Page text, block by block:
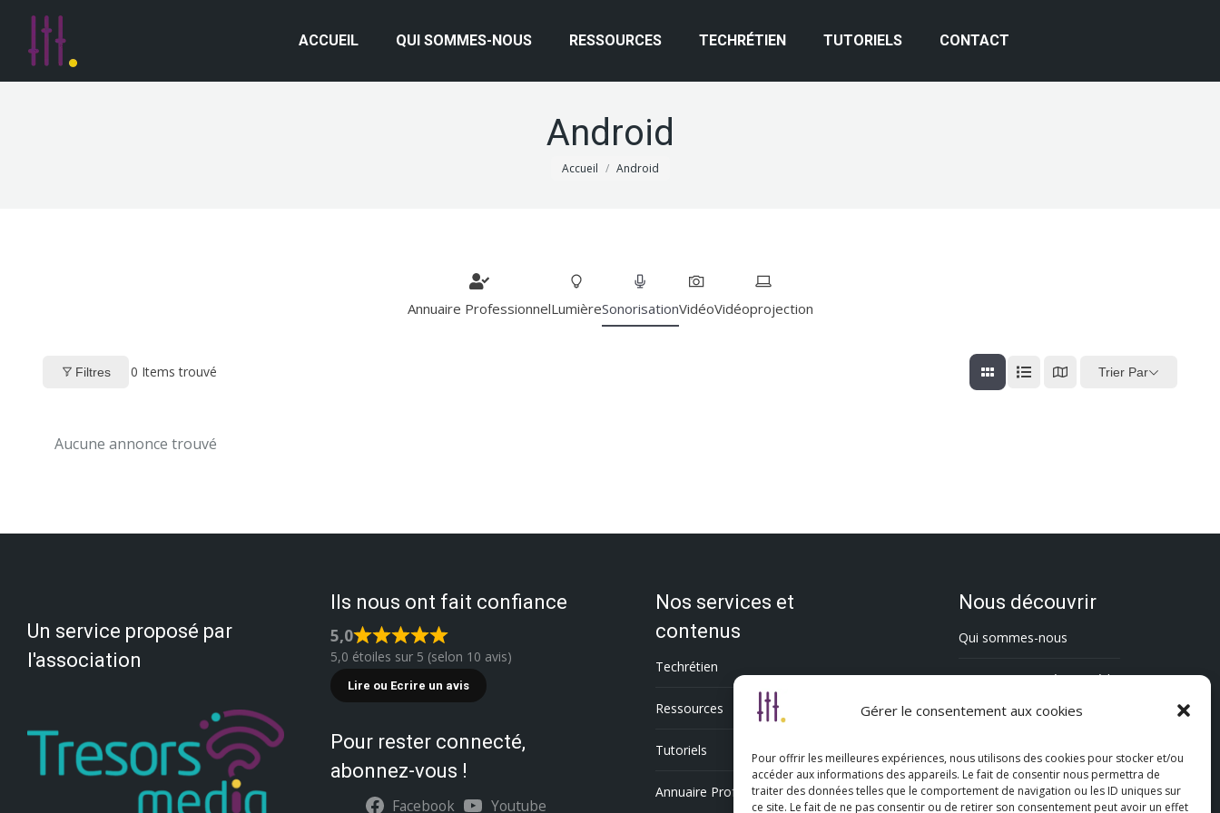
Gérer le consentement aux cookies
Pour offrir les meilleures expériences, nous utilisons des cookies pour stocker et/ou
accéder aux informations des appareils. Le fait de consentir nous permettra de
traiter des données telles que le comportement de navigation ou les ID uniques sur
ce site. Le fait de ne pas consentir ou de retirer son consentement peut avoir un effet
ACCUEIL QUI SOMMES-NOUS RESSOURCES TECHRÉTIEN TUTORIELS CONTACT
Android
Vous êtes ici :
Accueil Android
Annuaire ProfessionnelLumièreSonorisationVidéoVidéoprojection
Filtres 0 Items trouvé Trier Par
Aucune annonce trouvé
Un service proposé par
l'association
Ils nous ont fait confiance
5,0
5,0 étoiles sur 5 (selon 10 avis)
Lire ou Ecrire un avis
Pour rester connecté,
abonnez-vous !
Facebook Youtube
Nos services et
contenus
Techrétien
Ressources
Tutoriels
Annuaire Professionnel
Nous découvrir
Qui sommes-nous
L’association Trésorsmédia
Contact
Politique de cookies (UE)
Mentions légales